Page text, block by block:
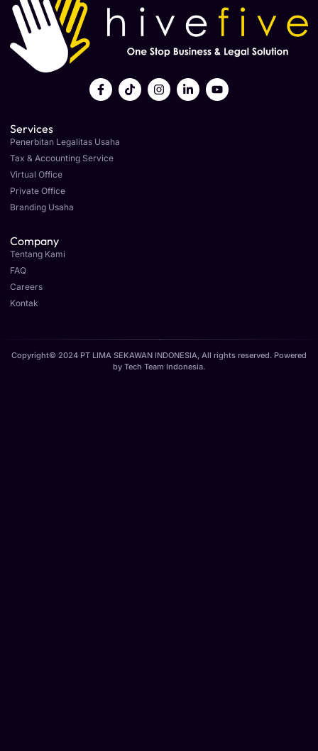
Services
Penerbitan Legalitas Usaha
Tax & Accounting Service
Virtual Office
Private Office
Branding Usaha
Company
Tentang Kami
FAQ
Careers
Kontak
Copyright© 2024 PT LIMA SEKAWAN INDONESIA, All rights reserved. Powered
by Tech Team Indonesia.